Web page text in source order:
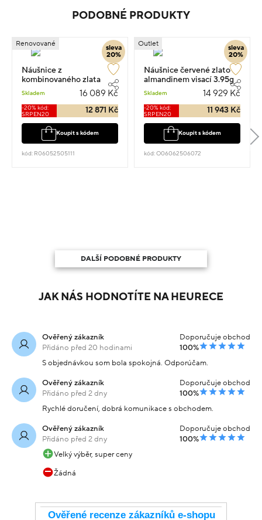
PODOBNÉ PRODUKTY
sleva
20%
Renovované
Náušnice z
kombinovaného zlata
osazené zirkony visací
1.9cm 5.06g
Skladem 16 089 Kč
-20% kód:
SRPEN20
12 871 Kč
Koupit s kódem
kód: R06052505111
sleva
20%
Outlet
Náušnice červené zlato s
almandinem visací 3.95g
Skladem 14 929 Kč
-20% kód:
SRPEN20
11 943 Kč
Koupit s kódem
kód: O06062506072
DALŠÍ PODOBNÉ PRODUKTY
JAK NÁS HODNOTÍTE NA HEURECE
Ověřený zákazník
Přidáno před 20 hodinami
Doporučuje obchod
100%
S objednávkou som bola spokojná. Odporúčam.
Ověřený zákazník
Přidáno před 2 dny
Doporučuje obchod
100%
Rychlé doručení, dobrá komunikace s obchodem.
Ověřený zákazník
Přidáno před 2 dny
Doporučuje obchod
100%
Velký výběr, super ceny
Žádná